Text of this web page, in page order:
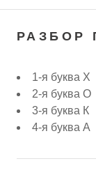
РАЗБОР
1-я буква Х
2-я буква О
3-я буква К
4-я буква А